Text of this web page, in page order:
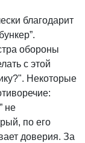
благодарит
обороны
с этой
Некоторые
не
по его
доверия. За